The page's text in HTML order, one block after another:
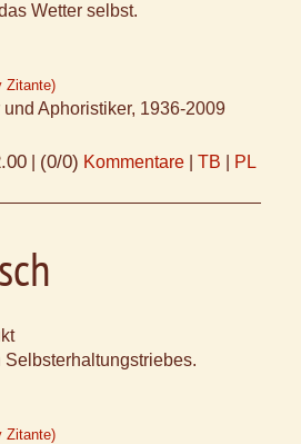
Wetter selbst.
Zitante)
Aphoristiker, 1936-2009
(0/0) Kommentare TB PL
Zitante)